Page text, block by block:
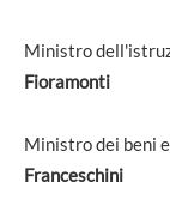
Ministro
Fioramonti
Ministro dei beni
Franceschini